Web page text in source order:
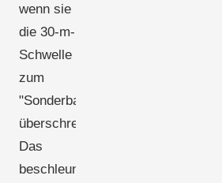
wenn sie
die 30-m-
Schwelle
zum
"Sonderbau"
überschreiten.
Das
beschleunigt